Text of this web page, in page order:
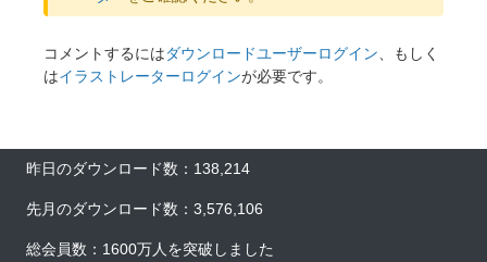
コメントするにはダウンロードユーザーログイン、もしく
はイラストレーターログインが必要です。
昨日のダウンロード数：138,214
先月のダウンロード数：3,576,106
総会員数：1600万人を突破しました